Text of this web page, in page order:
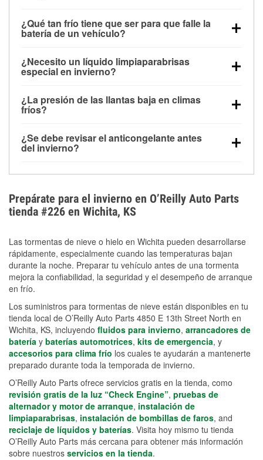
¿Qué tan frío tiene que ser para que falle la
batería de un vehículo?
debajo de los 32 °F y puede perder hasta la mitad de
su potencia de arranque cerca de los 0 °F, lo que
arranque.
¿Necesito un líquido limpiaparabrisas
especial en invierno?
la congelación y ayuda a disolver la sal y la nieve
derretida en la carretera para mejorar la visibilidad.
¿La presión de las llantas baja en climas
fríos?
alrededor de 1 PSI por cada 10 °F que baja la
temperatura. Puedes obtener más información sobre
¿Se debe revisar el anticongelante antes
del invierno?
el sobrecalentamiento en condiciones de frío
extremo. Aprende cómo comprobar la protección
anticongelante en nuestra sección How-To.
Prepárate para el invierno en O’Reilly Auto Parts
tienda #226 en Wichita, KS
Las tormentas de nieve o hielo en Wichita pueden desarrollarse
rápidamente, especialmente cuando las temperaturas bajan
durante la noche. Preparar tu vehículo antes de una tormenta
mejora la confiabilidad, la seguridad y el desempeño de arranque
en frío.
Los suministros para tormentas de nieve están disponibles en tu
tienda local de O’Reilly Auto Parts 4850 E 13th Street North en
Wichita, KS, incluyendo fluidos para invierno, arrancadores de
batería y baterías automotrices, kits de emergencia, y
accesorios para clima frío los cuales te ayudarán a mantenerte
preparado durante toda la temporada de invierno.
O’Reilly Auto Parts ofrece servicios gratis en la tienda, como
revisión gratis de la luz “Check Engine”, pruebas de
alternador y motor de arranque, instalación de
limpiaparabrisas, instalación de bombillas de faros, and
reciclaje de líquidos y baterías. Visita hoy mismo tu tienda
O’Reilly Auto Parts más cercana para obtener más información
sobre nuestros servicios en la tienda.